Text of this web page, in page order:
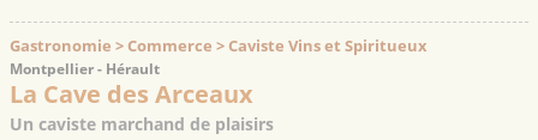
Gastronomie > Commerce > Caviste Vins et Spiritueux
Montpellier - Hérault
La Cave des Arceaux
Un caviste marchand de plaisirs